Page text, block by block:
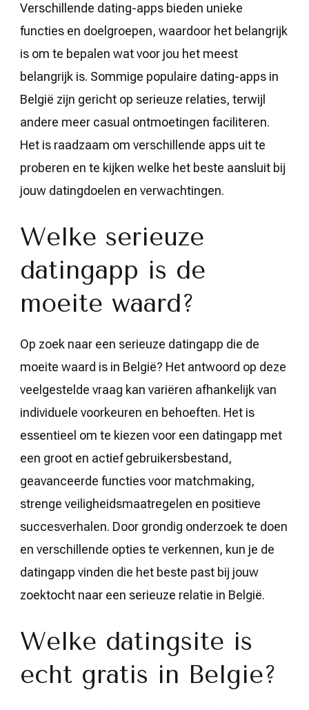
Verschillende dating-apps bieden unieke
functies en doelgroepen, waardoor het belangrijk
is om te bepalen wat voor jou het meest
belangrijk is. Sommige populaire dating-apps in
België zijn gericht op serieuze relaties, terwijl
andere meer casual ontmoetingen faciliteren.
Het is raadzaam om verschillende apps uit te
proberen en te kijken welke het beste aansluit bij
jouw datingdoelen en verwachtingen.
Welke serieuze
datingapp is de
moeite waard?
Op zoek naar een serieuze datingapp die de
moeite waard is in België? Het antwoord op deze
veelgestelde vraag kan variëren afhankelijk van
individuele voorkeuren en behoeften. Het is
essentieel om te kiezen voor een datingapp met
een groot en actief gebruikersbestand,
geavanceerde functies voor matchmaking,
strenge veiligheidsmaatregelen en positieve
succesverhalen. Door grondig onderzoek te doen
en verschillende opties te verkennen, kun je de
datingapp vinden die het beste past bij jouw
zoektocht naar een serieuze relatie in België.
Welke datingsite is
echt gratis in Belgie?